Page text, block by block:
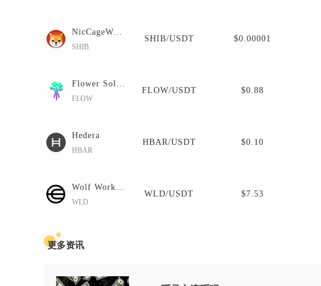
NicCageWaluigiElmo42069Inu
SHIB
SHIB/USDT $0.00001
Flower Solana
FLOW
FLOW/USDT $0.88
Hedera
HBAR
HBAR/USDT $0.10
Wolf Works DAO
WLD
WLD/USDT $7.53
更多资讯